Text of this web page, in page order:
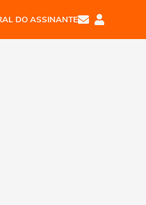
DO ASSINANTE